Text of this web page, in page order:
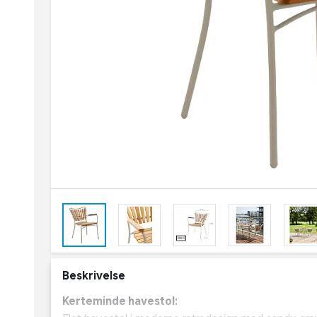
Beskrivelse
Kerteminde havestol: